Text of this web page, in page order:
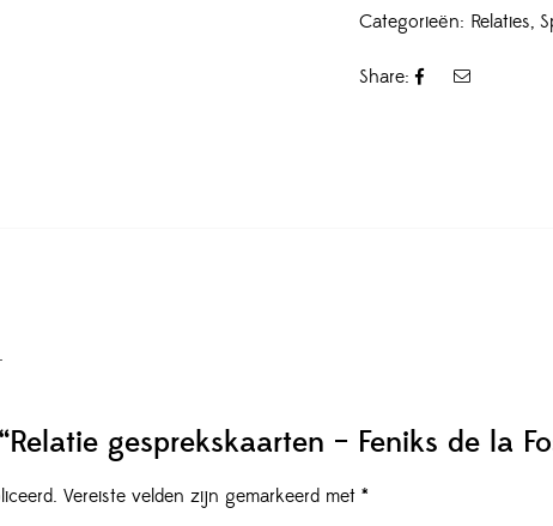
Categorieën: Relaties,
Share:
gesprekskaarten – Feniks de la
Vereiste velden zijn gemarkeerd met *